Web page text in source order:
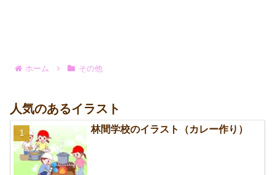
ホーム その他
人気のあるイラスト
林間学校のイラスト（カレー作り）